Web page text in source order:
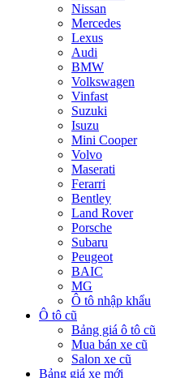
Nissan
Mercedes
Lexus
Audi
BMW
Volkswagen
Vinfast
Suzuki
Isuzu
Mini Cooper
Volvo
Maserati
Ferarri
Bentley
Land Rover
Porsche
Subaru
Peugeot
BAIC
MG
Ô tô nhập khẩu
Ô tô cũ
Bảng giá ô tô cũ
Mua bán xe cũ
Salon xe cũ
Bảng giá xe mới